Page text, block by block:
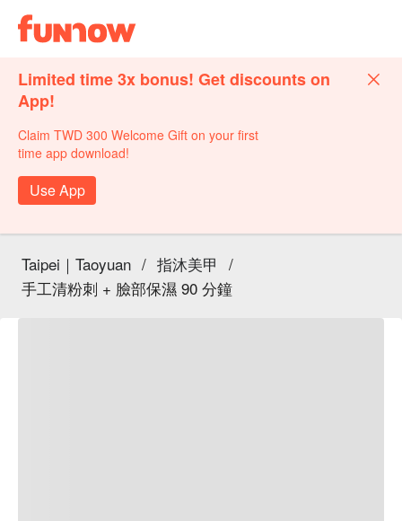
Limited time 3x bonus! Get discounts on
App!
Claim TWD 300 Welcome Gift on your first
time app download!
Use App
Taipei｜Taoyuan / 指沐美甲 /
手工清粉刺 + 臉部保濕 90 分鐘